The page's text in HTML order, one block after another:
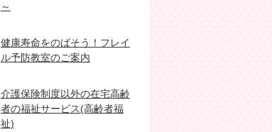
～
健康寿命をのばそう！フレイ
ル予防教室のご案内
介護保険制度以外の在宅高齢
者の福祉サービス(高齢者福
祉)